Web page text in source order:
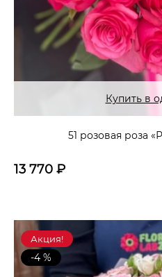
Купить в
51 розовая роза
13 770 ₽
Акция!
-4 %